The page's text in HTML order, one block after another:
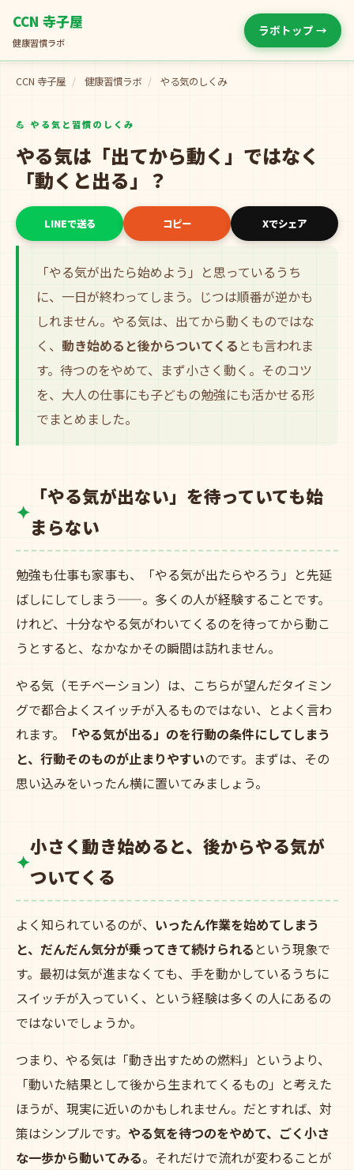
CCN 寺子屋
健康習慣ラボ
ラボトップ →
CCN 寺子屋 / 健康習慣ラボ / やる気のしくみ
💪 やる気と習慣のしくみ
やる気は「出てから動く」ではなく
「動くと出る」？
LINEで送る コピー Xでシェア
「やる気が出たら始めよう」と思っているうち
に、一日が終わってしまう。じつは順番が逆かも
しれません。やる気は、出てから動くものではな
く、 動き始めると後からついてくる とも言われま
す。待つのをやめて、まず小さく動く。そのコツ
を、大人の仕事にも子どもの勉強にも活かせる形
でまとめました。
「やる気が出ない」を待っていても始
まらない
勉強も仕事も家事も、「やる気が出たらやろう」と先延
ばしにしてしまう——。多くの人が経験することです。
けれど、十分なやる気がわいてくるのを待ってから動こ
うとすると、なかなかその瞬間は訪れません。
やる気（モチベーション）は、こちらが望んだタイミン
グで都合よくスイッチが入るものではない、とよく言わ
れます。
「やる気が出る」のを行動の条件にしてしまう
と、行動そのものが止まりやすいのです。まずは、その
思い込みをいったん横に置いてみましょう。
小さく動き始めると、後からやる気が
ついてくる
よく知られているのが、 いったん作業を始めてしまう
と、だんだん気分が乗ってきて続けられる という現象で
す。最初は気が進まなくても、手を動かしているうちに
スイッチが入っていく、という経験は多くの人にあるの
ではないでしょうか。
つまり、やる気は「動き出すための燃料」というより、
「動いた結果として後から生まれてくるもの」と考えた
ほうが、現実に近いのかもしれません。だとすれば、対
策はシンプルです。 やる気を待つのをやめて、ごく小さ
な一歩から動いてみる。それだけで流れが変わることが